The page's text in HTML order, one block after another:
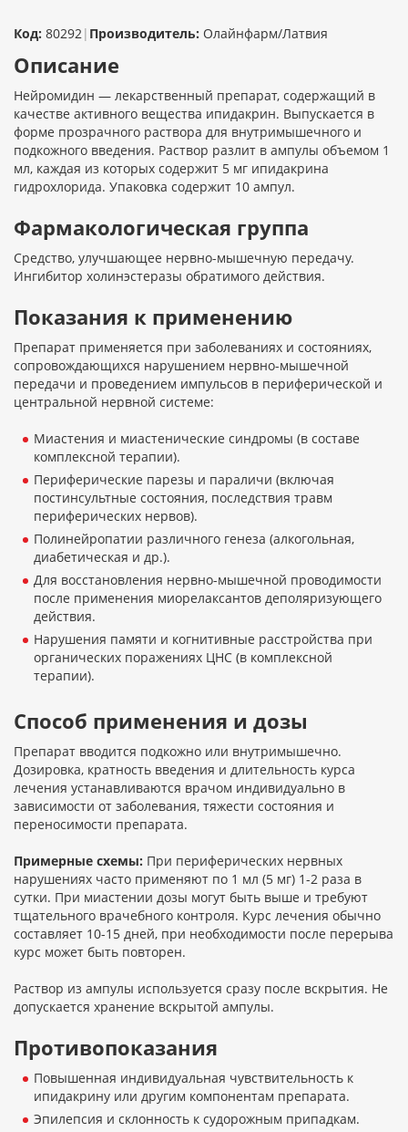
Код: 80292| Производитель: Олайнфарм/Латвия
Описание
Нейромидин — лекарственный препарат, содержащий в
качестве активного вещества ипидакрин. Выпускается в
форме прозрачного раствора для внутримышечного и
подкожного введения. Раствор разлит в ампулы объемом 1
мл, каждая из которых содержит 5 мг ипидакрина
гидрохлорида. Упаковка содержит 10 ампул.
Фармакологическая группа
Средство, улучшающее нервно-мышечную передачу.
Ингибитор холинэстеразы обратимого действия.
Показания к применению
Препарат применяется при заболеваниях и состояниях,
сопровождающихся нарушением нервно-мышечной
передачи и проведением импульсов в периферической и
центральной нервной системе:
Миастения и миастенические синдромы (в составе
комплексной терапии).
Периферические парезы и параличи (включая
постинсультные состояния, последствия травм
периферических нервов).
Полинейропатии различного генеза (алкогольная,
диабетическая и др.).
Для восстановления нервно-мышечной проводимости
после применения миорелаксантов деполяризующего
действия.
Нарушения памяти и когнитивные расстройства при
органических поражениях ЦНС (в комплексной
терапии).
Способ применения и дозы
Препарат вводится подкожно или внутримышечно.
Дозировка, кратность введения и длительность курса
лечения устанавливаются врачом индивидуально в
зависимости от заболевания, тяжести состояния и
переносимости препарата.
Примерные схемы: При периферических нервных
нарушениях часто применяют по 1 мл (5 мг) 1-2 раза в
сутки. При миастении дозы могут быть выше и требуют
тщательного врачебного контроля. Курс лечения обычно
составляет 10-15 дней, при необходимости после перерыва
курс может быть повторен.
Раствор из ампулы используется сразу после вскрытия. Не
допускается хранение вскрытой ампулы.
Противопоказания
Повышенная индивидуальная чувствительность к
ипидакрину или другим компонентам препарата.
Эпилепсия и склонность к судорожным припадкам.